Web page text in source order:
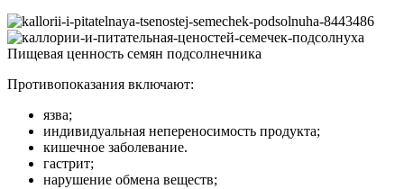
Пищевая ценность семян подсолнечника
Противопоказания включают:
язва;
индивидуальная непереносимость продукта;
кишечное заболевание.
гастрит;
нарушение обмена веществ;